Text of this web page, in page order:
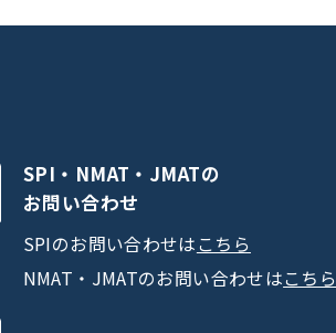
SPI・NMAT・JMATの
お問い合わせ
SPIのお問い合わせは こちら
NMAT・JMATのお問い合わせはこちら